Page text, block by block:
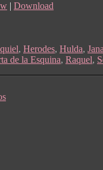
| Download
, Herodes, Hulda,
de la Esquina, Raquel,